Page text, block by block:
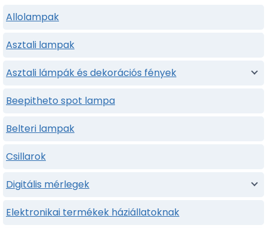
Allolampak
Asztali lampak
Asztali lámpák és dekorációs fények
Beepitheto spot lampa
Belteri lampak
Csillarok
Digitális mérlegek
Elektronikai termékek háziállatoknak